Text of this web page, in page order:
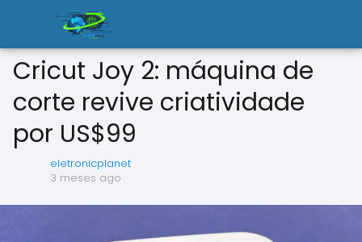
Cricut Joy 2: máquina de
corte revive criatividade
por US$99
eletronicplanet
3 meses ago